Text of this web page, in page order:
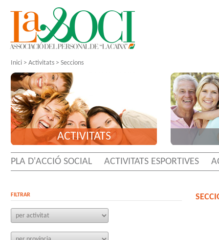
Inici > Activitats > Seccions
ACTIVITATS
PLA D'ACCIÓ SOCIAL ACTIVITATS ESPORTIVES
FILTRAR